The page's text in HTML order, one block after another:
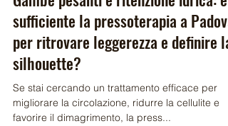
12 lug 2025 Tempo di lettura: 2 min
Gambe pesanti e ritenzione idrica: è
sufficiente la pressoterapia a Padova
per ritrovare leggerezza e definire la
silhouette?